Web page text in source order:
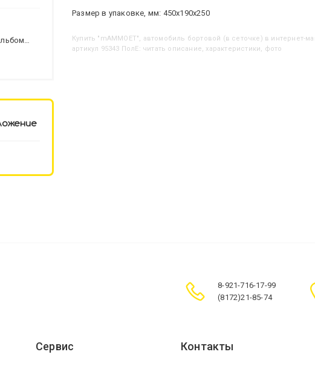
Размер в упаковке, мм: 450х190х250
Купить "MAMMOET", автомобиль бортовой (в сеточке) в интернет-
артикул 95343 ПолЕ: читать описание, характеристики, фото
8-921-716-17-99
(8172)21-85-74
Сервис Контакты